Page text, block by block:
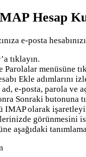
Hesap
e-posta
tıklayın.
menüsüne
Ekle adımlarını
e-posta, parola ve
Sonraki butonuna
IMAP olarak
görünmesini
aşağıdaki